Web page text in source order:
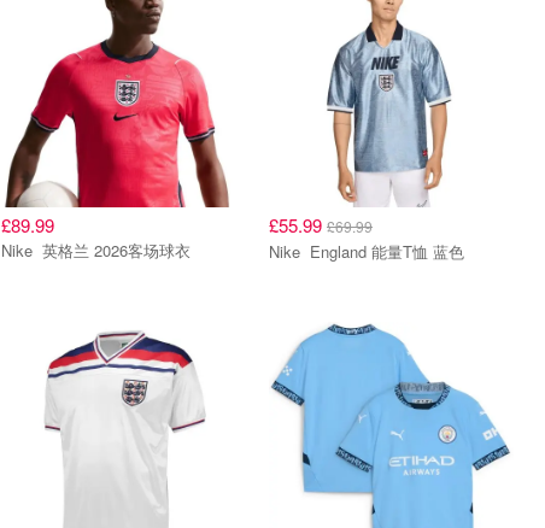
£89.99
Nike 英格兰 2026客场球衣
£55.99 £69.99
Nike England 能量T恤 蓝色